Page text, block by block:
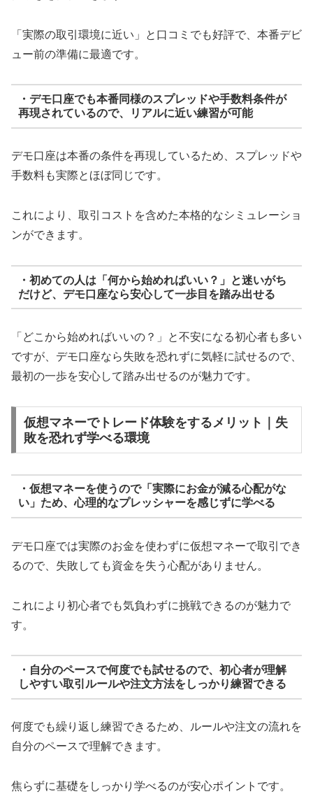
「実際の取引環境に近い」と口コミでも好評で、本番デビ
ュー前の準備に最適です。
・デモ口座でも本番同様のスプレッドや手数料条件が
再現されているので、リアルに近い練習が可能
デモ口座は本番の条件を再現しているため、スプレッドや
手数料も実際とほぼ同じです。
これにより、取引コストを含めた本格的なシミュレーショ
ンができます。
・初めての人は「何から始めればいい？」と迷いがち
だけど、デモ口座なら安心して一歩目を踏み出せる
「どこから始めればいいの？」と不安になる初心者も多い
ですが、デモ口座なら失敗を恐れずに気軽に試せるので、
最初の一歩を安心して踏み出せるのが魅力です。
仮想マネーでトレード体験をするメリット｜失
敗を恐れず学べる環境
・仮想マネーを使うので「実際にお金が減る心配がな
い」ため、心理的なプレッシャーを感じずに学べる
デモ口座では実際のお金を使わずに仮想マネーで取引でき
るので、失敗しても資金を失う心配がありません。
これにより初心者でも気負わずに挑戦できるのが魅力で
す。
・自分のペースで何度でも試せるので、初心者が理解
しやすい取引ルールや注文方法をしっかり練習できる
何度でも繰り返し練習できるため、ルールや注文の流れを
自分のペースで理解できます。
焦らずに基礎をしっかり学べるのが安心ポイントです。